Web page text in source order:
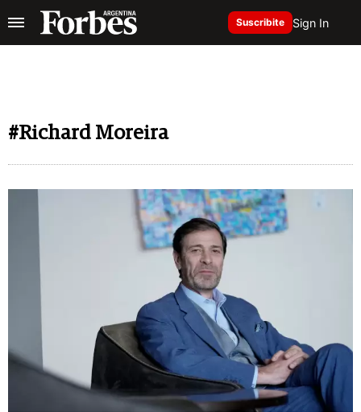
Suscribite Sign In
#Richard Moreira